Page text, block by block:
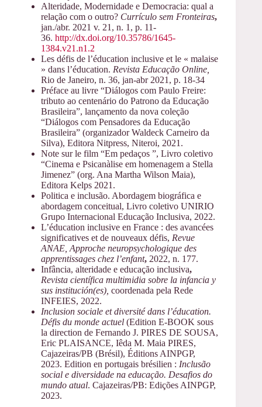
Alteridade, Modernidade e Democracia: qual a
relação com o outro? Currículo sem Fronteiras,
jan./abr. 2021 v. 21, n. 1, p. 11-
36. http://dx.doi.org/10.35786/1645-
1384.v21.n1.2
Les défis de l’éducation inclusive et le « malaise
» dans l’éducation. Revista Educação Online,
Rio de Janeiro, n. 36, jan-abr 2021, p. 18-34
Préface au livre “Diálogos com Paulo Freire:
tributo ao centenário do Patrono da Educação
Brasileira”, lançamento da nova coleção
“Diálogos com Pensadores da Educação
Brasileira” (organizador Waldeck Carneiro da
Silva), Editora Nitpress, Niteroi, 2021.
Note sur le film “Em pedaços ”, Livro coletivo
“Cinema e Psicanàlise em homenagem a Stella
Jimenez” (org. Ana Martha Wilson Maia),
Editora Kelps 2021.
Politica e inclusão. Abordagem biográfica e
abordagem conceitual, Livro coletivo UNIRIO
Grupo Internacional Educação Inclusiva, 2022.
L’éducation inclusive en France : des avancées
significatives et de nouveaux défis, Revue
ANAE, Approche neuropsychologique des
apprentissages chez l’enfant, 2022, n. 177.
Infância, alteridade e educação inclusiva,
Revista científica multimidia sobre la infancia y
sus institución(es), coordenada pela Rede
INFEIES, 2022.
Inclusion sociale et diversité dans l’éducation.
Défis du monde actuel (Edition E-BOOK sous
la direction de Fernando J. PIRES DE SOUSA,
Eric PLAISANCE, Iêda M. Maia PIRES,
Cajazeiras/PB (Brésil), Éditions AINPGP,
2023. Edition en portugais brésilien : Inclusão
social e diversidade na educação. Desafios do
mundo atual. Cajazeiras/PB: Edições AINPGP,
2023.